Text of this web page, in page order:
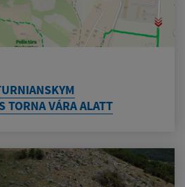
TORNA VÁRA ALATT